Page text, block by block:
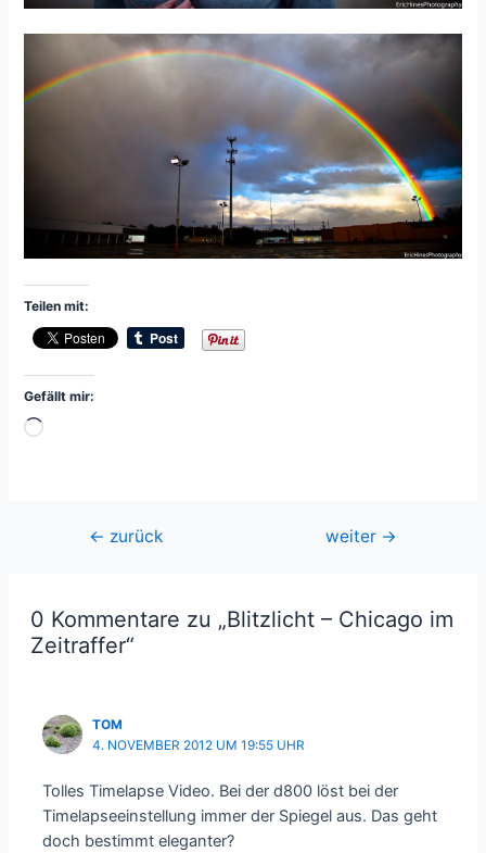
Teilen mit:
Gefällt mir:
Wird
Beitragsnavigation
← zurück weiter →
0 Kommentare zu „Blitzlicht – Chicago im
Zeitraffer“
TOM
4. NOVEMBER 2012 UM 19:55 UHR
Tolles Timelapse Video. Bei der d800 löst bei der
Timelapseeinstellung immer der Spiegel aus. Das geht
doch bestimmt eleganter?